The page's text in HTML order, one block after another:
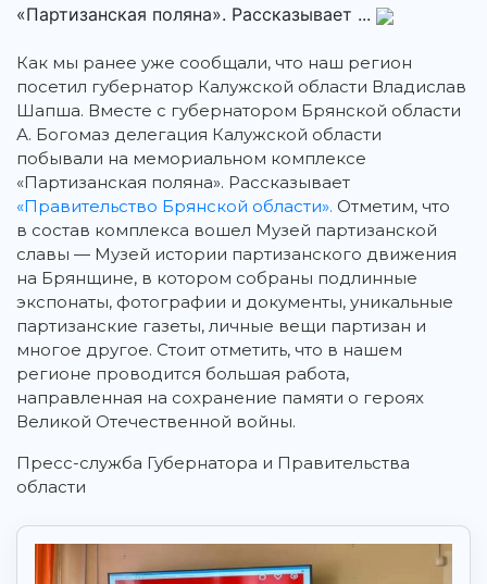
«Партизанская поляна». Рассказывает ...
Как мы ранее уже сообщали, что наш регион
посетил губернатор Калужской области Владислав
Шапша. Вместе с губернатором Брянской области
А. Богомаз делегация Калужской области
побывали на мемориальном комплексе
«Партизанская поляна». Рассказывает
«Правительство Брянской области». Отметим, что
в состав комплекса вошел Музей партизанской
славы — Музей истории партизанского движения
на Брянщине, в котором собраны подлинные
экспонаты, фотографии и документы, уникальные
партизанские газеты, личные вещи партизан и
многое другое. Стоит отметить, что в нашем
регионе проводится большая работа,
направленная на сохранение памяти о героях
Великой Отечественной войны.
Пресс-служба Губернатора и Правительства
области